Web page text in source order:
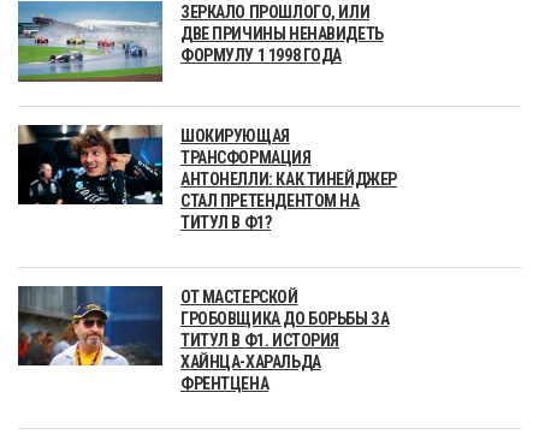
ЗЕРКАЛО ПРОШЛОГО, ИЛИ
ДВЕ ПРИЧИНЫ НЕНАВИДЕТЬ
ФОРМУЛУ 1 1998 ГОДА
ШОКИРУЮЩАЯ
ТРАНСФОРМАЦИЯ
АНТОНЕЛЛИ: КАК ТИНЕЙДЖЕР
СТАЛ ПРЕТЕНДЕНТОМ НА
ТИТУЛ В Ф1?
ОТ МАСТЕРСКОЙ
ГРОБОВЩИКА ДО БОРЬБЫ ЗА
ТИТУЛ В Ф1. ИСТОРИЯ
ХАЙНЦА-ХАРАЛЬДА
ФРЕНТЦЕНА